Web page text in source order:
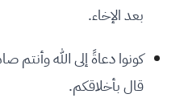
بعد الإخاء.
كونوا دعاةً إلى الله
قال بأخلاقكم.